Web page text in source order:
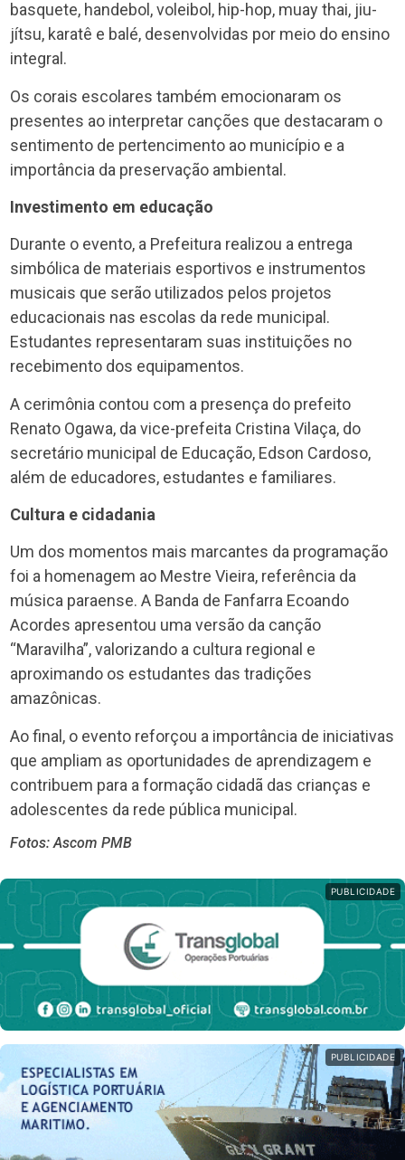
basquete, handebol, voleibol, hip-hop, muay thai, jiu-
jítsu, karatê e balé, desenvolvidas por meio do ensino
integral.
Os corais escolares também emocionaram os
presentes ao interpretar canções que destacaram o
sentimento de pertencimento ao município e a
importância da preservação ambiental.
Investimento em educação
Durante o evento, a Prefeitura realizou a entrega
simbólica de materiais esportivos e instrumentos
musicais que serão utilizados pelos projetos
educacionais nas escolas da rede municipal.
Estudantes representaram suas instituições no
recebimento dos equipamentos.
A cerimônia contou com a presença do prefeito
Renato Ogawa, da vice-prefeita Cristina Vilaça, do
secretário municipal de Educação, Edson Cardoso,
além de educadores, estudantes e familiares.
Cultura e cidadania
Um dos momentos mais marcantes da programação
foi a homenagem ao Mestre Vieira, referência da
música paraense. A Banda de Fanfarra Ecoando
Acordes apresentou uma versão da canção
“Maravilha”, valorizando a cultura regional e
aproximando os estudantes das tradições
amazônicas.
Ao final, o evento reforçou a importância de iniciativas
que ampliam as oportunidades de aprendizagem e
contribuem para a formação cidadã das crianças e
adolescentes da rede pública municipal.
Fotos: Ascom PMB
PUBLICIDADE
PUBLICIDADE